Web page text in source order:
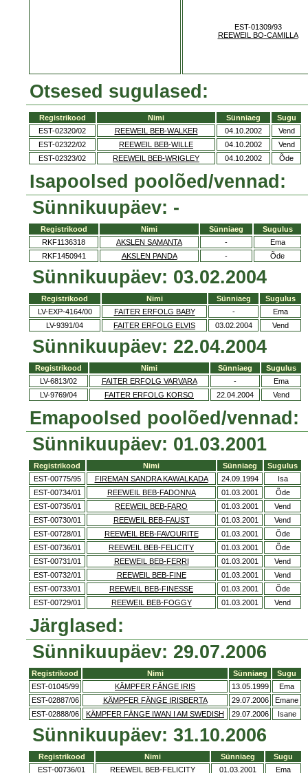
EST-01309/93
REEWEIL BO-CAMILLA
Otsesed sugulased:
Registrikood Nimi Sünniaeg
Sugu
EST-02320/02
REEWEIL BEB-WALKER 04.10.2002
Vend
EST-02322/02
REEWEIL BEB-WILLE 04.10.2002
Vend
EST-02323/02
REEWEIL BEB-WRIGLEY 04.10.2002 Õde
Isapoolsed poolõed/vennad:
Sünnikuupäev: -
Registrikood Nimi Sünniaeg
Sugulus
RKF1136318
AKSLEN SAMANTA -
Ema
RKF1450941
AKSLEN PANDA - Õde
Sünnikuupäev: 03.02.2004
Registrikood Nimi Sünniaeg
Sugulus
LV-EXP-4164/00
FAITER ERFOLG BABY -
Ema
LV-9391/04
FAITER ERFOLG ELVIS 03.02.2004 Vend
Sünnikuupäev: 22.04.2004
Registrikood Nimi Sünniaeg
Sugulus
LV-6813/02
FAITER ERFOLG VARVARA -
Ema
LV-9769/04
FAITER ERFOLG KORSO 22.04.2004 Vend
Emapoolsed poolõed/vennad:
Sünnikuupäev: 01.03.2001
Registrikood Nimi Sünniaeg
Sugulus
EST-00775/95
FIREMAN SANDRA KAWALKADA 24.09.1994
Isa
EST-00734/01
REEWEIL BEB-FADONNA 01.03.2001
Õde
EST-00735/01
REEWEIL BEB-FARO 01.03.2001
Vend
EST-00730/01
REEWEIL BEB-FAUST 01.03.2001
Vend
EST-00728/01
REEWEIL BEB-FAVOURITE 01.03.2001
Õde
EST-00736/01
REEWEIL BEB-FELICITY 01.03.2001
Õde
EST-00731/01
REEWEIL BEB-FERRI 01.03.2001
Vend
EST-00732/01
REEWEIL BEB-FINE 01.03.2001
Vend
EST-00733/01
REEWEIL BEB-FINESSE 01.03.2001
Õde
EST-00729/01
REEWEIL BEB-FOGGY 01.03.2001 Vend
Järglased:
Sünnikuupäev: 29.07.2006
Registrikood Nimi Sünniaeg
Sugu
EST-01045/99
KÄMPFER FÄNGE IRIS 13.05.1999
Ema
EST-02887/06
KÄMPFER FÄNGE IRISBERTA 29.07.2006
Emane
EST-02888/06
KÄMPFER FÄNGE IWAN I AM SWEDISH 29.07.2006 Isane
Sünnikuupäev: 31.10.2006
Registrikood Nimi Sünniaeg
Sugu
EST-00736/01
REEWEIL BEB-FELICITY 01.03.2001 Ema